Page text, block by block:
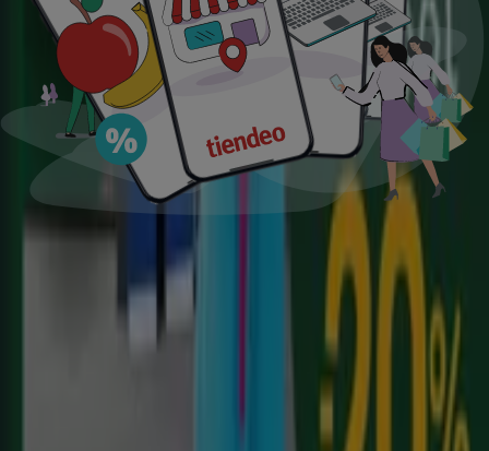
eléctricoviajesaceite de olivacomida
asiática
aguacatesbomba de agua
Tiendeo en tu ciudad
Madrid Barcelona Valencia Sevilla
Zaragoza
Málaga
Palma de Mallorca Bilbao Alicante
Murcia
Las Palmas de Gran Canaria
Córdoba Valladolid
Coruña
Descargar la APP